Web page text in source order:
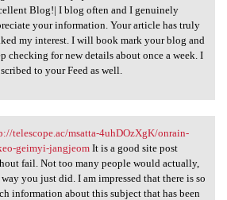
Blog!| I blog often and I genuinely
your information. Your article has truly
my interest. I will book mark your blog and
checking for new details about once a week. I
to your Feed as well.
telescope.ac/msatta
telescope.ac/msatta-4uhDOzXgK/onrain-
geimyi-jangjeomIt is a good site post
fail. Not too many people would actually,
you just did. I am impressed that there is so
information about this subject that has been